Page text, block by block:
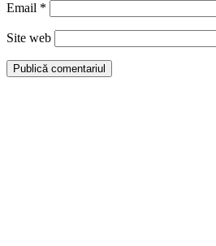
Email *
Site web